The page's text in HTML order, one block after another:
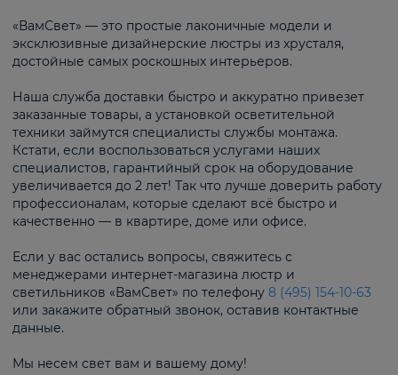
«ВамСвет» — это простые лаконичные модели и
эксклюзивные дизайнерские люстры из хрусталя,
достойные самых роскошных интерьеров.
Наша служба доставки быстро и аккуратно привезет
заказанные товары, а установкой осветительной
техники займутся специалисты службы монтажа.
Кстати, если воспользоваться услугами наших
специалистов, гарантийный срок на оборудование
увеличивается до 2 лет! Так что лучше доверить работу
профессионалам, которые сделают всё быстро и
качественно — в квартире, доме или офисе.
Если у вас остались вопросы, свяжитесь с
менеджерами интернет-магазина люстр и
светильников «ВамСвет» по телефону 8 (495) 154-10-63
или закажите обратный звонок, оставив контактные
данные.
Мы несем свет вам и вашему дому!